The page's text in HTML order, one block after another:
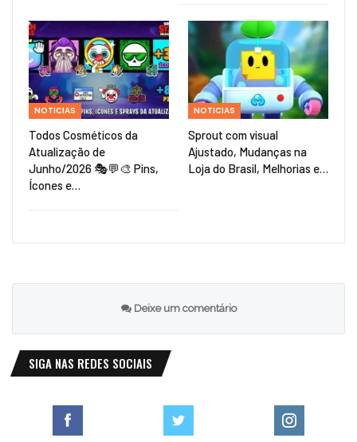
NOTICIAS
Todos Cosméticos da
Atualização de
Junho/2026 🎭💬🎨 Pins,
Ícones e…
NOTICIAS
Sprout com visual
Ajustado, Mudanças na
Loja do Brasil, Melhorias e…
Deixe um comentário
SIGA NAS REDES SOCIAIS